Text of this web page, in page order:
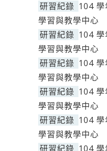
研習紀錄 104 學
學習與教學中心
研習紀錄 104 學
學習與教學中心
研習紀錄 104 學
學習與教學中心
研習紀錄 104 學
學習與教學中心
研習紀錄 104 學
學習與教學中心
研習紀錄 104 學